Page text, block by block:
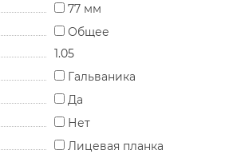
77 мм
Общее
1.05
Гальваника
Да
Нет
Лицевая планка